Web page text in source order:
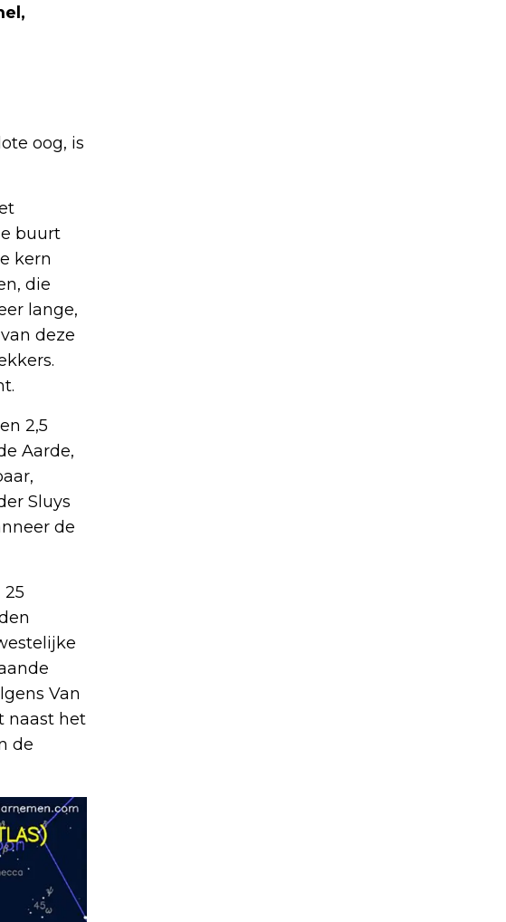
oog, is
buurt
kern
die
lange,
deze
2,5
Aarde,
Sluys
de
Van
naast het
de